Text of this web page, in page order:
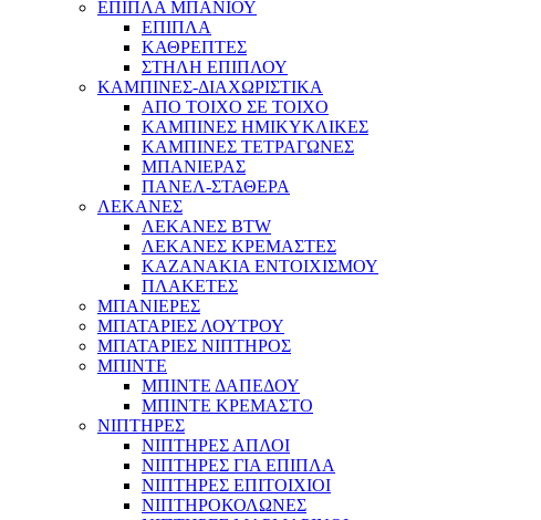
ΕΠΙΠΛΑ ΜΠΑΝΙΟΥ
ΕΠΙΠΛΑ
ΚΑΘΡΕΠΤΕΣ
ΣΤΗΛΗ ΕΠΙΠΛΟΥ
ΚΑΜΠΙΝΕΣ-ΔΙΑΧΩΡΙΣΤΙΚΑ
ΑΠΟ ΤΟΙΧΟ ΣΕ ΤΟΙΧΟ
ΚΑΜΠΙΝΕΣ ΗΜΙΚΥΚΛΙΚΕΣ
ΚΑΜΠΙΝΕΣ ΤΕΤΡΑΓΩΝΕΣ
ΜΠΑΝΙΕΡΑΣ
ΠΑΝΕΛ-ΣΤΑΘΕΡΑ
ΛΕΚΑΝΕΣ
ΛΕΚΑΝΕΣ BTW
ΛΕΚΑΝΕΣ ΚΡΕΜΑΣΤΕΣ
ΚΑΖΑΝΑΚΙΑ ΕΝΤΟΙΧΙΣΜΟΥ
ΠΛΑΚΕΤΕΣ
ΜΠΑΝΙΕΡΕΣ
ΜΠΑΤΑΡΙΕΣ ΛΟΥΤΡΟΥ
ΜΠΑΤΑΡΙΕΣ ΝΙΠΤΗΡΟΣ
ΜΠΙΝΤΕ
ΜΠΙΝΤΕ ΔΑΠΕΔΟΥ
ΜΠΙΝΤΕ ΚΡΕΜΑΣΤΟ
ΝΙΠΤΗΡΕΣ
ΝΙΠΤΗΡΕΣ ΑΠΛΟΙ
ΝΙΠΤΗΡΕΣ ΓΙΑ ΕΠΙΠΛΑ
ΝΙΠΤΗΡΕΣ ΕΠΙΤΟΙΧΙΟΙ
ΝΙΠΤΗΡΟΚΟΛΩΝΕΣ